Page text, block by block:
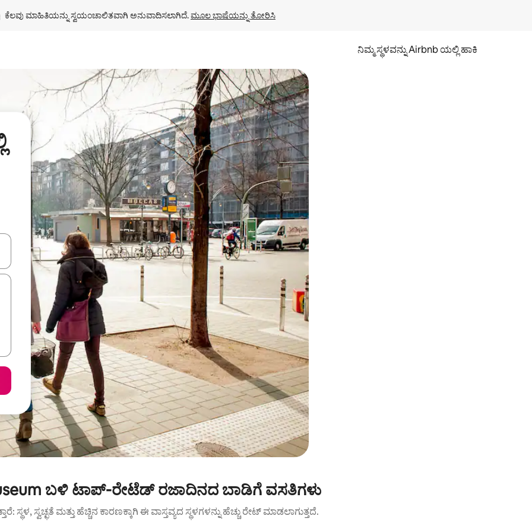
ಕೆಲವು ಮಾಹಿತಿಯನ್ನು ಸ್ವಯಂಚಾಲಿತವಾಗಿ ಅನುವಾದಿಸಲಾಗಿದೆ. ಮೂಲ ಭಾಷೆಯನ್ನು ತೋರಿಸಿ
ನಿಮ್ಮ ಸ್ಥಳವನ್ನು Airbnb ಯಲ್ಲಿ ಹಾಕಿ
ನ್ಯಾವಿಗೇಟ್ ಮಾಡಿ ಅಥವಾ ಸ್ಪರ್ಶ ಅಥವಾ ಸ್ವೈಪ್ ಗೆಸ್ಚರ್‌ಗಳ ಮೂಲಕ ಅನ್ವೇಷಿಸಿ.
ಬಳಿ ಟಾಪ್-ರೇಟೆಡ್ ರಜಾದಿನದ ಬಾಡಿಗೆ ವಸತಿಗಳು
ಸ್ಥಳ, ಸ್ವಚ್ಛತೆ ಮತ್ತು ಹೆಚ್ಚಿನ ಕಾರಣಕ್ಕಾಗಿ ಈ ವಾಸ್ತವ್ಯದ ಸ್ಥಳಗಳನ್ನು ಹೆಚ್ಚು ರೇಟ್ ಮಾಡಲಾಗುತ್ತದೆ.